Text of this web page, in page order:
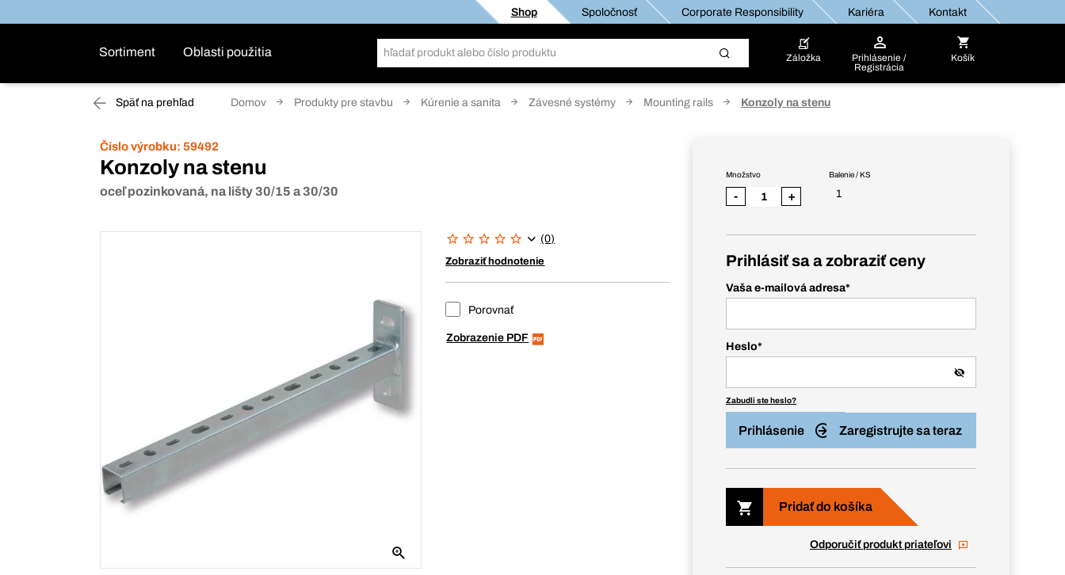
Shop Spoločnosť Corporate Responsibility Kariéra Kontakt
Sortiment Oblasti použitia Záložka
Prihlásenie /
Registrácia
Košík
Späť na prehľad Domov Produkty pre stavbu Kúrenie a sanita Závesné systémy Mounting rails Konzoly na stenu
Číslo výrobku: 59492
Konzoly na stenu
oceľ pozinkovaná, na lišty 30/15 a 30/30
(0)
Zobraziť hodnotenie
Porovnať
Zobrazenie PDF
Balenie / KS
1
Množstvo
- +
Prihlásiť sa a zobraziť ceny
Vaša e-mailová adresa*
Heslo*
Zabudli ste heslo?
Prihlásenie Zaregistrujte sa teraz
Pridať do košíka
Odporučiť produkt priateľovi